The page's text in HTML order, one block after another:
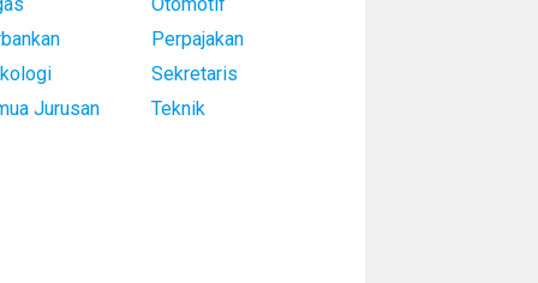
Perpajakan
Sekretaris
Jurusan
Teknik